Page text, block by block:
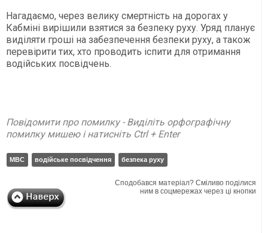
Нагадаємо, через велику смертність на дорогах у
Кабміні вирішили взятися за безпеку руху. Уряд планує
виділяти гроші на забезпечення безпеки руху, а також
перевірити тих, хто проводить іспити для отримання
водійських посвідчень.
Повідомити про помилку - Виділіть орфографічну
помилку мишею і натисніть Ctrl + Enter
МВС водійське посвідчення безпека руху
Сподобався матеріал? Сміливо поділися
ним в соцмережах через ці кнопки